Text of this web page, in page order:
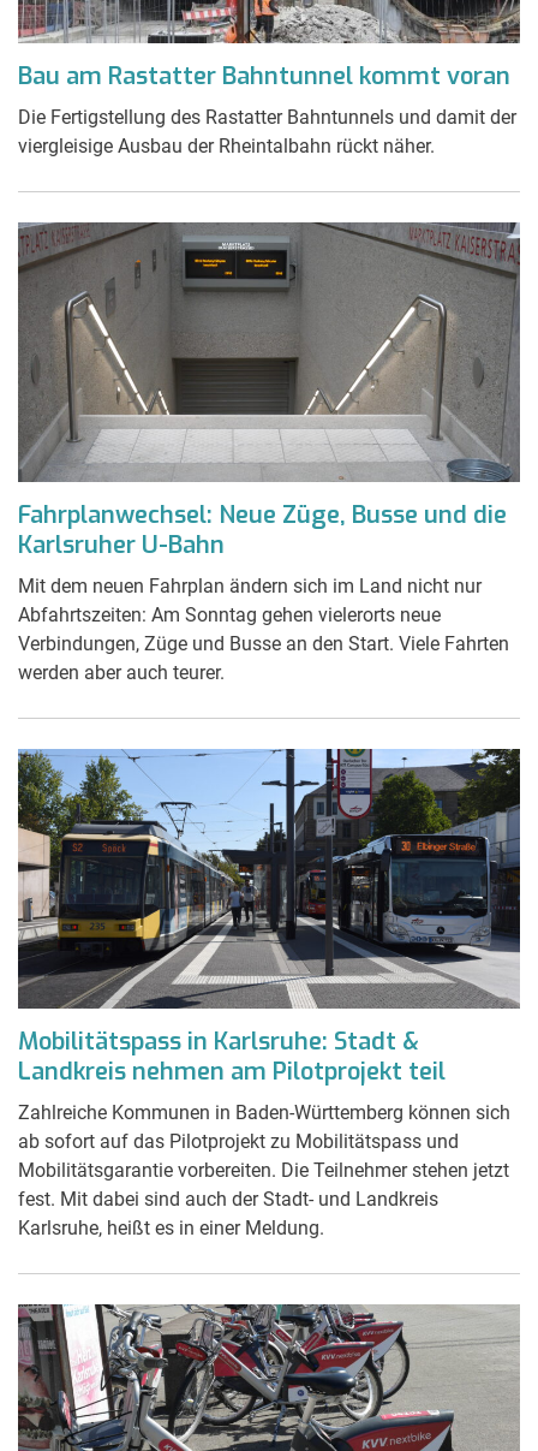
Bau am Rastatter Bahntunnel kommt voran
Die Fertigstellung des Rastatter Bahntunnels und damit der
viergleisige Ausbau der Rheintalbahn rückt näher.
Fahrplanwechsel: Neue Züge, Busse und die
Karlsruher U-Bahn
Mit dem neuen Fahrplan ändern sich im Land nicht nur
Abfahrtszeiten: Am Sonntag gehen vielerorts neue
Verbindungen, Züge und Busse an den Start. Viele Fahrten
werden aber auch teurer.
Mobilitätspass in Karlsruhe: Stadt &
Landkreis nehmen am Pilotprojekt teil
Zahlreiche Kommunen in Baden-Württemberg können sich
ab sofort auf das Pilotprojekt zu Mobilitätspass und
Mobilitätsgarantie vorbereiten. Die Teilnehmer stehen jetzt
fest. Mit dabei sind auch der Stadt- und Landkreis
Karlsruhe, heißt es in einer Meldung.